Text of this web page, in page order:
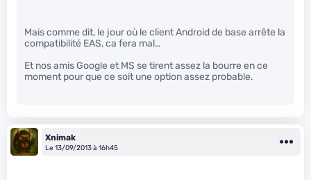
Mais comme dit, le jour où le client Android de base arrête la
compatibilité EAS, ca fera mal…
Et nos amis Google et MS se tirent assez la bourre en ce
moment pour que ce soit une option assez probable.
Xnimak
Le 13/09/2013 à 16h45